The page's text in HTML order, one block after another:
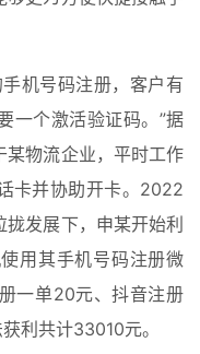
机号码注册，客户有
一个激活验证码。”据
某物流企业，平时工作
卡并协助开卡。2022
发展下，申某开始利
用其手机号码注册微
一单20元、抖音注册
利共计33010元。